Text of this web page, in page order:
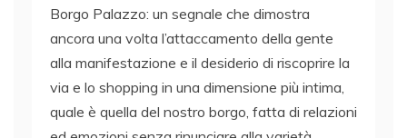
Borgo Palazzo: un segnale che dimostra
ancora una volta l’attaccamento della gente
alla manifestazione e il desiderio di riscoprire la
via e lo shopping in una dimensione più intima,
quale è quella del nostro borgo, fatta di relazioni